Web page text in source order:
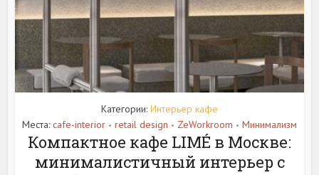
Категории: Интерьер кафе
Места: cafe-interior • retail design • ZeWorkroom • Минимализм
Компактное кафе LIMÉ в Москве:
минималистичный интерьер с